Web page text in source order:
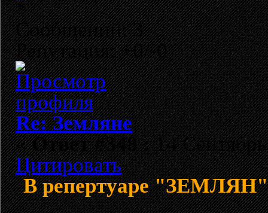
Сообщений: 3
Репутация: +0/-0
Re: Земляне
«Ответ #348 :14
Цитировать
В репертуаре "ЗЕМЛЯН"